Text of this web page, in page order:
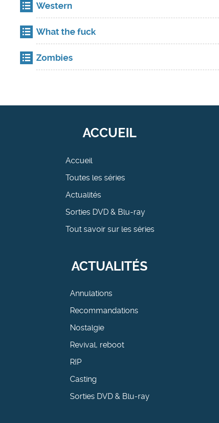
Western
What the fuck
Zombies
ACCUEIL
Accueil
Toutes les séries
Actualités
Sorties DVD & Blu-ray
Tout savoir sur les séries
ACTUALITÉS
Annulations
Recommandations
Nostalgie
Revival, reboot
RIP
Casting
Sorties DVD & Blu-ray